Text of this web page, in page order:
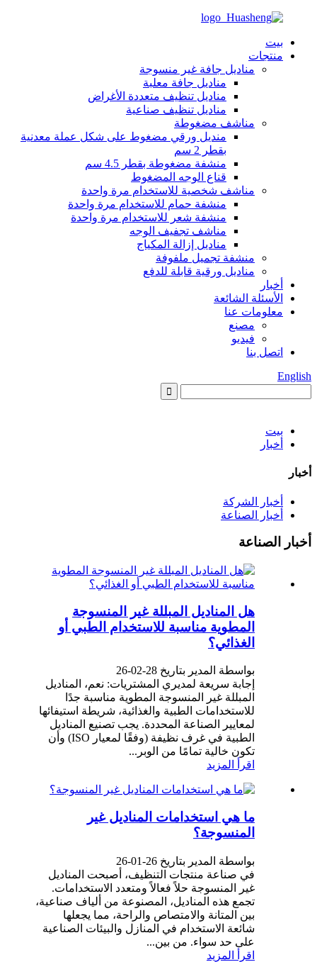
بيت
منتجات
مناديل جافة غير منسوجة
مناديل جافة معلبة
مناديل تنظيف متعددة الأغراض
مناديل تنظيف صناعية
مناشف مضغوطة
منديل ورقي مضغوط على شكل عملة معدنية
بقطر 2 سم
منشفة مضغوطة بقطر 4.5 سم
قناع الوجه المضغوط
مناشف شخصية للاستخدام مرة واحدة
منشفة حمام للاستخدام مرة واحدة
منشفة شعر للاستخدام مرة واحدة
مناشف تجفيف الوجه
مناديل إزالة المكياج
منشفة تجميل ملفوفة
مناديل ورقية قابلة للدفع
أخبار
الأسئلة الشائعة
معلومات عنا
مصنع
فيديو
اتصل بنا
English
بيت
أخبار
أخبار
أخبار الشركة
أخبار الصناعة
أخبار الصناعة
هل المناديل المبللة غير المنسوجة
المطوية مناسبة للاستخدام الطبي أو
الغذائي؟
بواسطة المدير بتاريخ 28-02-26
إجابة سريعة لمديري المشتريات: نعم، المناديل
المبللة غير المنسوجة المطوية مناسبة جدًا
للاستخدامات الطبية والغذائية، شريطة استيفائها
لمعايير الصناعة المحددة. يجب تصنيع المناديل
الطبية في غرف نظيفة (وفقًا لمعيار ISO) وأن
تكون خالية تمامًا من الوبر...
اقرأ المزيد
ما هي استخدامات المناديل غير
المنسوجة؟
بواسطة المدير بتاريخ 26-01-26
في صناعة منتجات التنظيف، أصبحت المناديل
غير المنسوجة حلاً فعالاً ومتعدد الاستخدامات.
تجمع هذه المناديل، المصنوعة من ألياف صناعية،
بين المتانة والامتصاص والراحة، مما يجعلها
شائعة الاستخدام في المنازل والبيئات الصناعية
على حد سواء. من بين...
اقرأ المزيد